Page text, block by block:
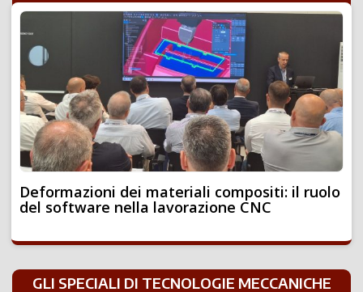
Deformazioni dei materiali compositi: il ruolo
del software nella lavorazione CNC
GLI SPECIALI DI TECNOLOGIE MECCANICHE